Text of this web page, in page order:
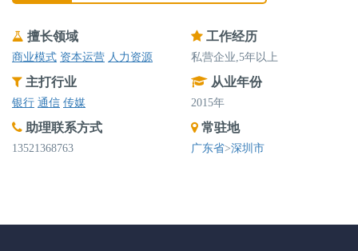
擅长领域
商业模式 资本运营 人力资源
主打行业
银行 通信 传媒
助理联系方式
13521368763
工作经历
私营企业,5年以上
从业年份
2015年
常驻地
广东省>深圳市